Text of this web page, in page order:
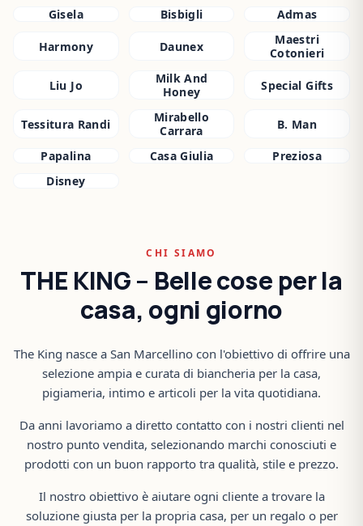
Gisela Bisbigli Admas
Harmony Daunex
Maestri
Cotonieri
Liu Jo
Milk And
Honey
Special Gifts
Tessitura Randi
Mirabello
Carrara
B. Man
Papalina Casa Giulia
Preziosa
Disney
CHI SIAMO
THE KING – Belle cose per la
casa, ogni giorno
The King nasce a San Marcellino con l'obiettivo di offrire una
selezione ampia e curata di biancheria per la casa,
pigiameria, intimo e articoli per la vita quotidiana.
Da anni lavoriamo a diretto contatto con i nostri clienti nel
nostro punto vendita, selezionando marchi conosciuti e
prodotti con un buon rapporto tra qualità, stile e prezzo.
Il nostro obiettivo è aiutare ogni cliente a trovare la
soluzione giusta per la propria casa, per un regalo o per